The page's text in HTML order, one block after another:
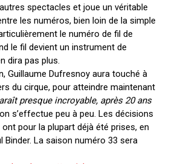
spectacles et joue un véritable
les numéros, bien loin de la simple
le numéro de fil de
le fil devient un instrument de
dira pas plus.
Guillaume Dufresnoy aura touché à
du cirque, pour atteindre maintenant
presque incroyable, après 20 ans
s’effectue peu à peu. Les décisions
pour la plupart déjà été prises, en
Binder. La saison numéro 33 sera